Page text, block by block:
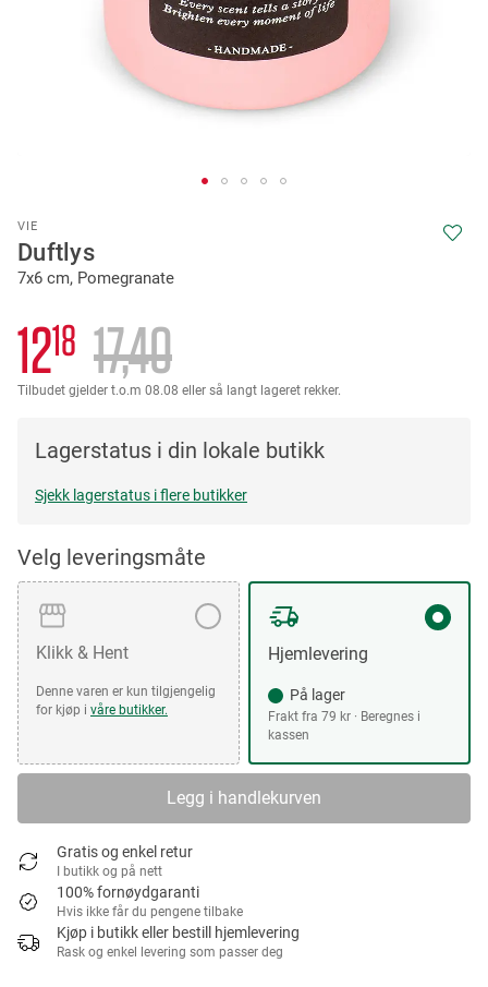
VIE
Duftlys
7x6 cm, Pomegranate
1218 1740
Tilbudet gjelder t.o.m 08.08 eller så langt lageret rekker.
Lagerstatus i din lokale butikk
Sjekk lagerstatus i flere butikker
Velg leveringsmåte
Klikk & Hent
Denne varen er kun tilgjengelig
for kjøp i våre butikker.
Hjemlevering
På lager
Frakt fra 79 kr · Beregnes i
kassen
Legg i handlekurven
Gratis og enkel retur
I butikk og på nett
100% fornøydgaranti
Hvis ikke får du pengene tilbake
Kjøp i butikk eller bestill hjemlevering
Rask og enkel levering som passer deg
to
the
beginning
the
images
gallery